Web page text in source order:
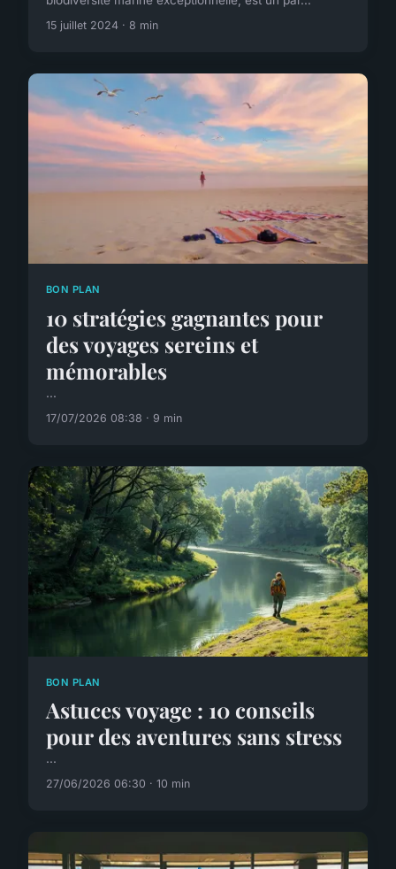
15 juillet 2024 · 8 min
BON PLAN
10 stratégies gagnantes pour
des voyages sereins et
mémorables
...
17/07/2026 08:38 · 9 min
BON PLAN
Astuces voyage : 10 conseils
pour des aventures sans stress
...
27/06/2026 06:30 · 10 min